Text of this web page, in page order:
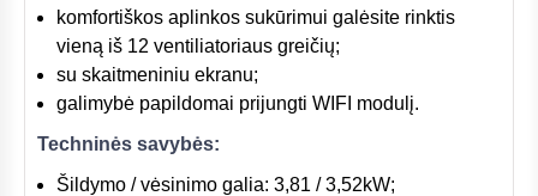
komfortiškos aplinkos sukūrimui galėsite rinktis
vieną iš 12 ventiliatoriaus greičių;
su skaitmeniniu ekranu;
galimybė papildomai prijungti WIFI modulį.
Techninės savybės:
Šildymo / vėsinimo galia: 3,81 / 3,52kW;